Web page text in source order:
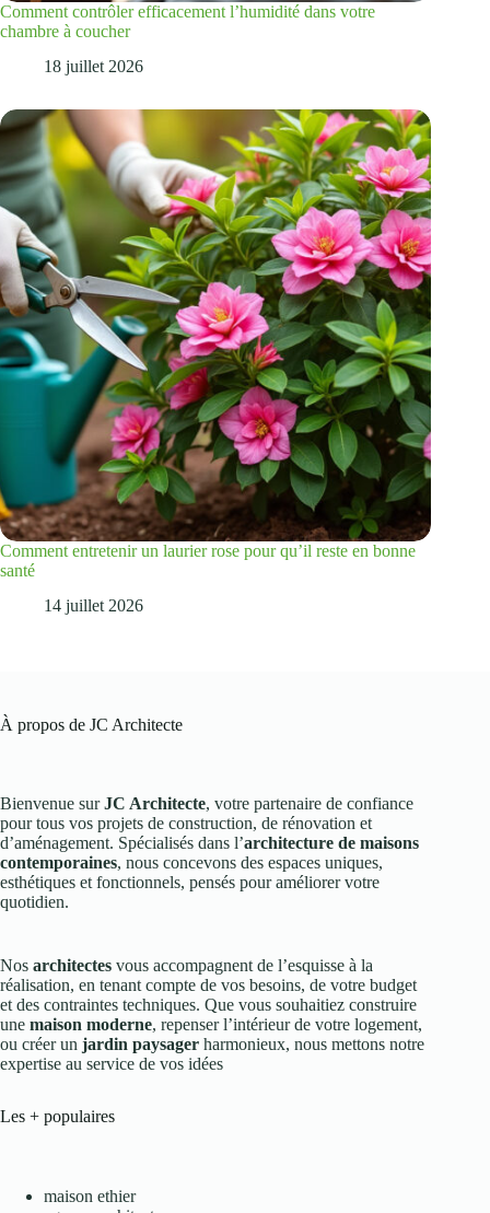
Comment contrôler efficacement l’humidité dans votre
chambre à coucher
18 juillet 2026
Comment entretenir un laurier rose pour qu’il reste en bonne
santé
14 juillet 2026
À propos de JC Architecte
Bienvenue surJC Architecte, votre partenaire de confiance
pour tous vos projets de construction, de rénovation et
d’aménagement. Spécialisés dans l’architecture de maisons
contemporaines, nous concevons des espaces uniques,
esthétiques et fonctionnels, pensés pour améliorer votre
quotidien.
Nos architectes vous accompagnent de l’esquisse à la
réalisation, en tenant compte de vos besoins, de votre budget
et des contraintes techniques. Que vous souhaitiez construire
une maison moderne, repenser l’intérieur de votre logement,
ou créer un jardin paysager harmonieux, nous mettons notre
expertise au service de vos idées
Les + populaires
maison ethier